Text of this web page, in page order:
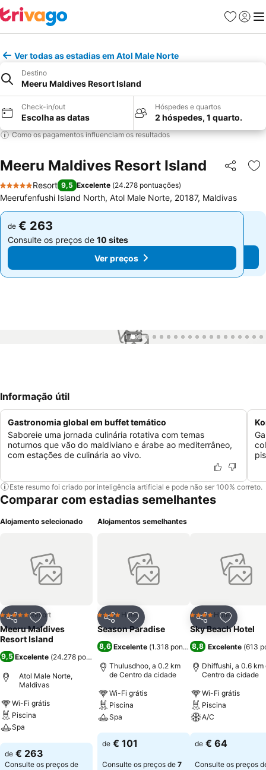
Favoritos
Iniciar
Ver todas as estadias em Atol Male Norte
Destino
Meeru Maldives Resort Island
Check-in/out
Escolha as datas
Hóspedes e quartos
2 hóspedes, 1 quarto.
Como os pagamentos influenciam os resultados
Meeru Maldives Resort Island Partilhar
5 Estrelas
Resort 9,5 Excelente (24.278 pontuações)
Meerufenfushi Island North, Atol Male Norte, 20187, Maldivas
de € 263
Consulte os preços de 10 sites
Ver preços
de € 263
Consulte os preços de 10 sites
Ver preços
1 / 99
Informação útil
Gastronomia global em buffet temático
Saboreie uma jornada culinária rotativa com temas
noturnos que vão do maldiviano e árabe ao mediterrâneo,
com estações de culinária ao vivo.
Este resumo foi criado por inteligência artificial e pode não ser 100% correto.
Comparar com estadias semelhantes
Alojamento selecionado
PartilharAdicionar aos favoritos
5 EstrelasResort
Meeru Maldives
Resort Island
9,5 Excelente (24.278 pontuações
Atol Male Norte,
Maldivas
Wi-Fi grátis
Piscina
Spa
Ver preços
de € 263
Consulte os preços de
Alojamentos semelhantes
PartilharAdicionar aos favoritos
4 EstrelasHotel
Season Paradise
8,6 Excelente (1.318 pontuações)
Thulusdhoo, a 0.2 km
de Centro da cidade
Wi-Fi grátis
Piscina
Spa
Ver preços
de € 101
Consulte os preços de 7
Partilhar
4 EstrelasHotel
Sky Beach Hotel
8,8 Excelente (613
Dhiffushi, a 0.6 km
Centro da cidade
Wi-Fi grátis
Piscina
A/C
Ver preços
de € 64
Consulte os preços